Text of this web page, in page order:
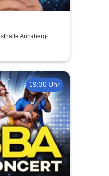
Annaberg-
19:30 Uhr